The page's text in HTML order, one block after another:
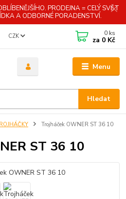
PRODEJNA = CELÝ SVĚT
A ODBORNÉ PORADENSTVÍ.
Menu
CZK
Hledat
0 ks
za 0 Kč
Trojháček OWNER ST 36 10
ST 36 10